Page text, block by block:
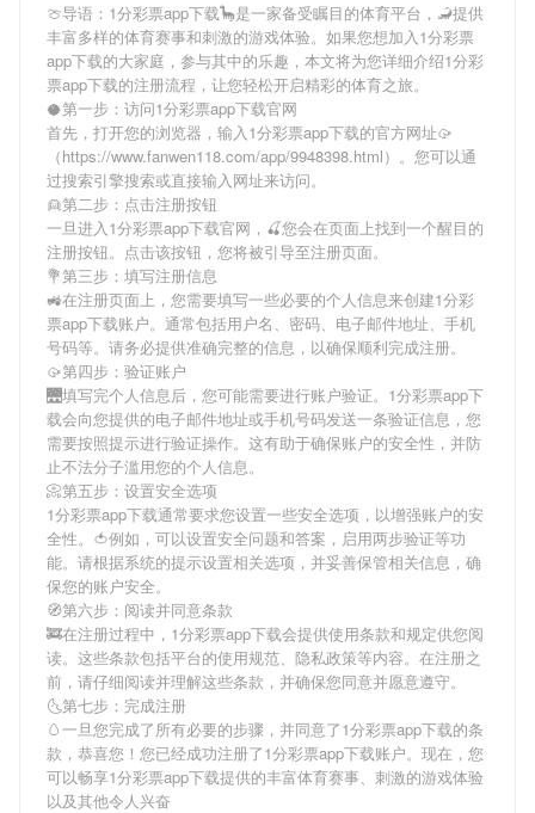
🍈导语： 1分彩票app下载🦕是一家备受瞩目的体育平台，🦂提供
丰富多样的体育赛事和刺激的游戏体验。如果您想加入1分彩票
app下载的大家庭，参与其中的乐趣，本文将为您详细介绍1分彩
票app下载的注册流程，让您轻松开启精彩的体育之旅。
🥥第一步：访问1分彩票app下载官网
首先，打开您的浏览器，输入1分彩票app下载的官方网址🥠
（https://www.fanwen118.com/app/9948398.html）。您可以通
过搜索引擎搜索或直接输入网址来访问。
👱第二步：点击注册按钮
一旦进入1分彩票app下载官网，🍒您会在页面上找到一个醒目的
注册按钮。点击该按钮，您将被引导至注册页面。
💐第三步：填写注册信息
🚜在注册页面上，您需要填写一些必要的个人信息来创建1分彩
票app下载账户。通常包括用户名、密码、电子邮件地址、手机
号码等。请务必提供准确完整的信息，以确保顺利完成注册。
🥠第四步：验证账户
🌉填写完个人信息后，您可能需要进行账户验证。 1分彩票app下
载会向您提供的电子邮件地址或手机号码发送一条验证信息，您
需要按照提示进行验证操作。这有助于确保账户的安全性，并防
止不法分子滥用您的个人信息。
📀第五步：设置安全选项
1分彩票app下载通常要求您设置一些安全选项，以增强账户的安
全性。🍅例如，可以设置安全问题和答案，启用两步验证等功
能。请根据系统的提示设置相关选项，并妥善保管相关信息，确
保您的账户安全。
🧭第六步：阅读并同意条款
🚒在注册过程中， 1分彩票app下载会提供使用条款和规定供您阅
读。这些条款包括平台的使用规范、隐私政策等内容。在注册之
前，请仔细阅读并理解这些条款，并确保您同意并愿意遵守。
🌜第七步：完成注册
🥚一旦您完成了所有必要的步骤，并同意了1分彩票app下载的条
款，恭喜您！您已经成功注册了1分彩票app下载账户。现在，您
可以畅享1分彩票app下载提供的丰富体育赛事、刺激的游戏体验
以及其他令人兴奋